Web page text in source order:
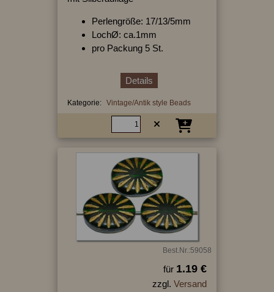
Perlengröße: 17/13/5mm
LochØ: ca.1mm
pro Packung 5 St.
Details
Kategorie: Vintage/Antik style Beads
Best.Nr.:59058
für 1.19 €
zzgl. Versand